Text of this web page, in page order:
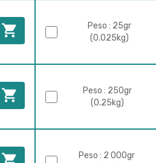

Peso : 25gr
(0.025kg)

Peso : 250gr
(0.25kg)
Peso : 2 000gr